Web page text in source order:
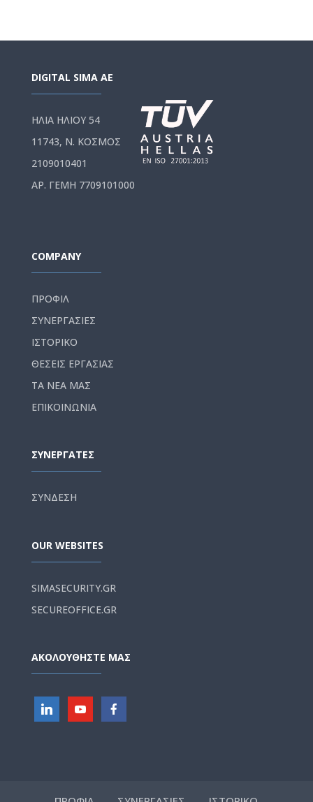
DIGITAL SIMA AE
ΗΛΙΑ ΗΛΙΟΥ 54
11743, Ν. ΚΟΣΜΟΣ
2109010401
ΑΡ. ΓΕΜΗ 7709101000
COMPANY
ΠΡΟΦΙΛ
ΣΥΝΕΡΓΑΣΙΕΣ
ΙΣΤΟΡΙΚΟ
ΘΕΣΕΙΣ ΕΡΓΑΣΙΑΣ
ΤΑ ΝΕΑ ΜΑΣ
ΕΠΙΚΟΙΝΩΝΙΑ
ΣΥΝΕΡΓΑΤΕΣ
ΣΥΝΔΕΣΗ
OUR WEBSITES
SIMASECURITY.GR
SECUREOFFICE.GR
ΑΚΟΛΟΥΘΗΣΤΕ ΜΑΣ